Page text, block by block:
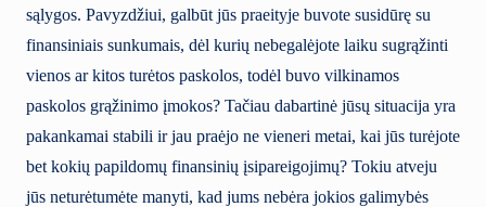
sąlygos. Pavyzdžiui, galbūt jūs praeityje buvote susidūrę su
finansiniais sunkumais, dėl kurių nebegalėjote laiku sugrąžinti
vienos ar kitos turėtos paskolos, todėl buvo vilkinamos
paskolos grąžinimo įmokos? Tačiau dabartinė jūsų situacija yra
pakankamai stabili ir jau praėjo ne vieneri metai, kai jūs turėjote
bet kokių papildomų finansinių įsipareigojimų? Tokiu atveju
jūs neturėtumėte manyti, kad jums nebėra jokios galimybės